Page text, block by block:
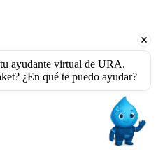
ayudante virtual de URA.
¿En qué te puedo ayudar?